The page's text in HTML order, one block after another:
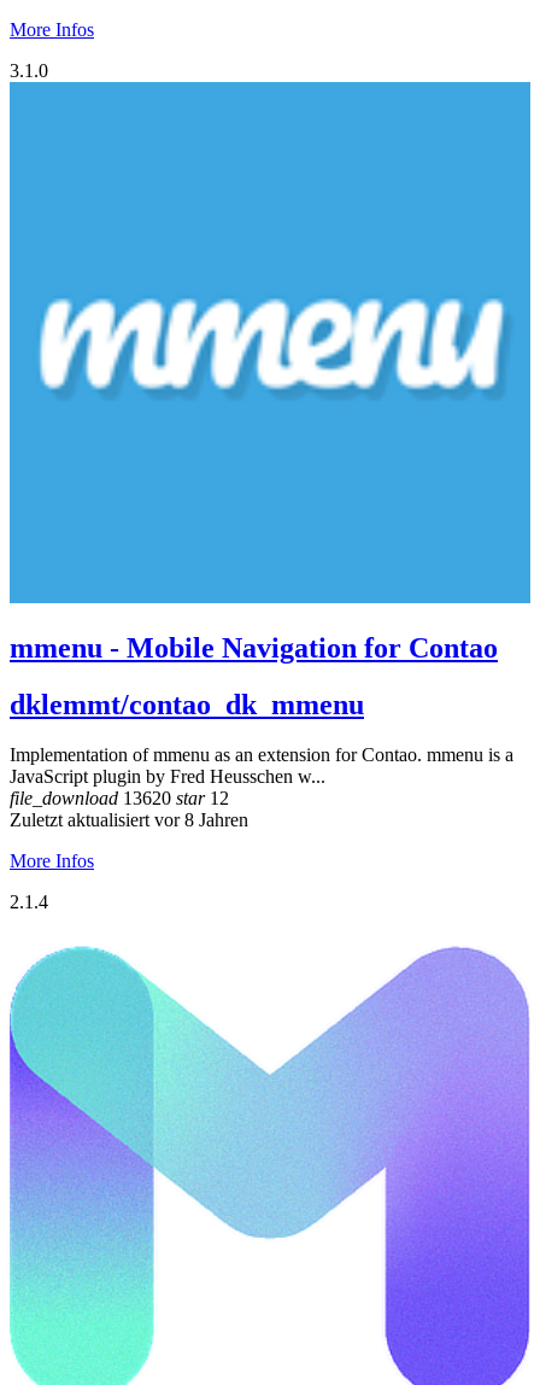
More Infos
3.1.0
mmenu - Mobile Navigation for Contao
dklemmt/contao_dk_mmenu
Implementation of mmenu as an extension for Contao. mmenu is a
JavaScript plugin by Fred Heusschen w...
file_download 13620 star12
Zuletzt aktualisiert vor 8 Jahren
More Infos
2.1.4